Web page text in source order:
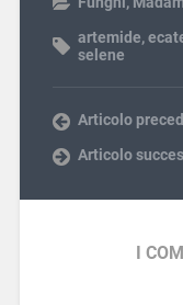
artemide,
selene
Articolo
Articolo
I